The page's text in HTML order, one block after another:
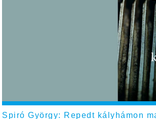
Spiró György: Repedt kályhámon